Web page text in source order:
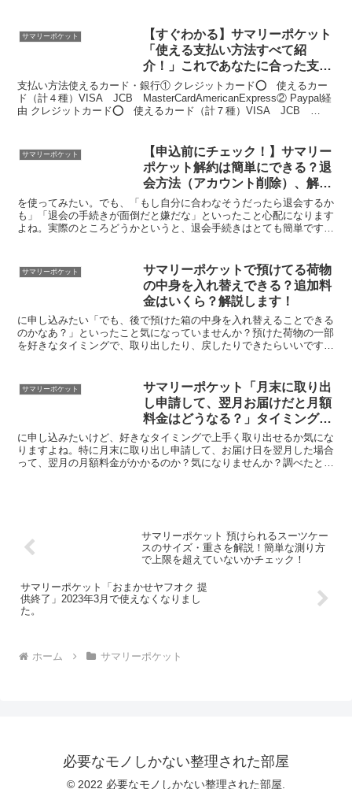
サマリーポケット
【すぐわかる】サマリーポケット
「使える支払い方法すべて紹
介！」これであなたに合った支払
い方法が見つかります。
支払い方法使えるカード・銀行① クレジットカード⭕️ 使えるカー
ド（計４種）VISA JCB MasterCardAmericanExpress② Paypal経
由 クレジットカード⭕️ 使えるカード（計７種）VISA JCB
サマリーポケット
【申込前にチェック！】サマリー
ポケット解約は簡単にできる？退
会方法（アカウント削除）、解約
金、タイミングについて解説！
を使ってみたい。でも、「もし自分に合わなそうだったら退会するか
も」「退会の手続きが面倒だと嫌だな」といったこと心配になります
よね。実際のところどうかというと、退会手続きはとても簡単です。
サマリーポケット
サマリーポケットで預けてる荷物
の中身を入れ替えできる？追加料
金はいくら？解説します！
に申し込みたい「でも、後で預けた箱の中身を入れ替えることできる
のかなあ？」といったこと気になっていませんか？預けた荷物の一部
を好きなタイミングで、取り出したり、戻したりできたらいいですよ
サマリーポケット
サマリーポケット「月末に取り出
し申請して、翌月お届けだと月額
料金はどうなる？」タイミングよ
く取り出す方法を解説。
に申し込みたいけど、好きなタイミングで上手く取り出せるか気にな
りますよね。特に月末に取り出し申請して、お届け日を翌月した場合
って、翌月の月額料金がかかるのか？気になりませんか？調べたとこ
サマリーポケット 預けられるスーツケー
スのサイズ・重さを解説！簡単な測り方
で上限を超えていないかチェック！
サマリーポケット「おまかせヤフオク 提
供終了」2023年3月で使えなくなりまし
た。
ホーム サマリーポケット
必要なモノしかない整理された部屋
© 2022 必要なモノしかない整理された部屋.